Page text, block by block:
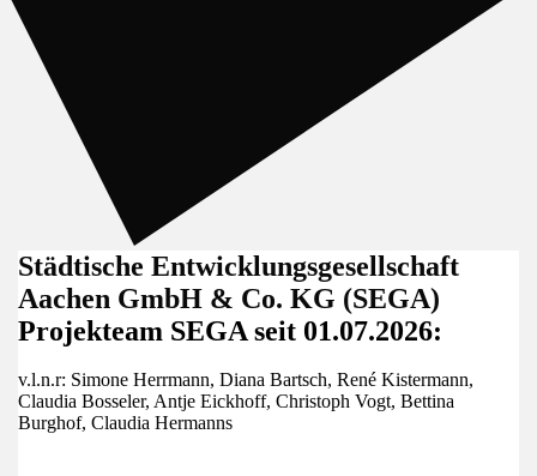
Städtische Entwicklungsgesellschaft
Aachen GmbH & Co. KG (SEGA)
Projekteam SEGA seit 01.07.2026:
v.l.n.r: Simone Herrmann, Diana Bartsch, René Kistermann,
Claudia Bosseler, Antje Eickhoff, Christoph Vogt, Bettina
Burghof, Claudia Hermanns